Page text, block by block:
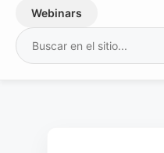
Webinars
Buscar: